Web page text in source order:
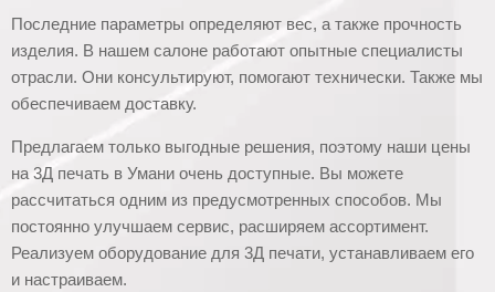
Последние параметры определяют вес, а также прочность
изделия. В нашем салоне работают опытные специалисты
отрасли. Они консультируют, помогают технически. Также мы
обеспечиваем доставку.
Предлагаем только выгодные решения, поэтому наши цены
на 3Д печать в Умани очень доступные. Вы можете
рассчитаться одним из предусмотренных способов. Мы
постоянно улучшаем сервис, расширяем ассортимент.
Реализуем оборудование для 3Д печати, устанавливаем его
и настраиваем.